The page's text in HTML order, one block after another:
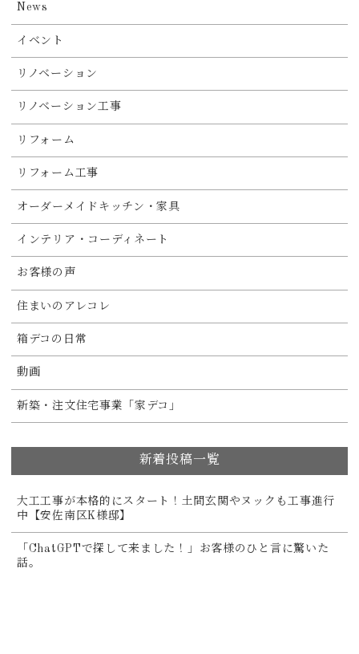
News
イベント
リノベーション
リノベーション工事
リフォーム
リフォーム工事
オーダーメイドキッチン・家具
インテリア・コーディネート
お客様の声
住まいのアレコレ
箱デコの日常
動画
新築・注文住宅事業「家デコ」
新着投稿一覧
大工工事が本格的にスタート！土間玄関やヌックも工事進行
中【安佐南区K様邸】
「ChatGPTで探して来ました！」お客様のひと言に驚いた
話。